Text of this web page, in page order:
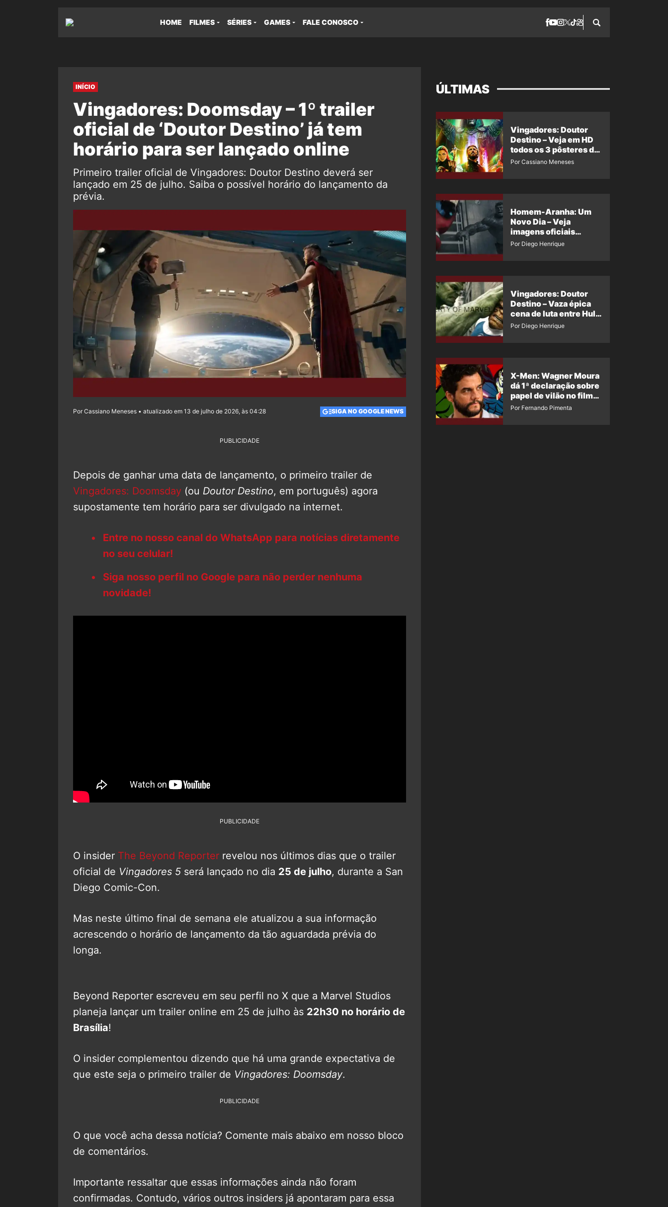
HOME FILMES SÉRIES GAMES FALE CONOSCO
INÍCIO
Vingadores: Doomsday – 1º trailer
oficial de ‘Doutor Destino’ já tem
horário para ser lançado online
Primeiro trailer oficial de Vingadores: Doutor Destino deverá ser
lançado em 25 de julho. Saiba o possível horário do lançamento da
prévia.
Por Cassiano Meneses • atualizado em 13 de julho de 2026, às 04:28 SIGA NO GOOGLE NEWS
PUBLICIDADE
Depois de ganhar uma data de lançamento, o primeiro trailer de
Vingadores: Doomsday (ou Doutor Destino, em português) agora
supostamente tem horário para ser divulgado na internet.
Entre no nosso canal do WhatsApp para notícias diretamente
no seu celular!
Siga nosso perfil no Google para não perder nenhuma
novidade!
PUBLICIDADE
O insider The Beyond Reporter revelou nos últimos dias que o trailer
oficial de Vingadores 5 será lançado no dia 25 de julho, durante a San
Diego Comic-Con.
Mas neste último final de semana ele atualizou a sua informação
acrescendo o horário de lançamento da tão aguardada prévia do
longa.
Beyond Reporter escreveu em seu perfil no X que a Marvel Studios
planeja lançar um trailer online em 25 de julho às 22h30 no horário de
Brasília!
O insider complementou dizendo que há uma grande expectativa de
que este seja o primeiro trailer de Vingadores: Doomsday.
PUBLICIDADE
O que você acha dessa notícia? Comente mais abaixo em nosso bloco
de comentários.
Importante ressaltar que essas informações ainda não foram
confirmadas. Contudo, vários outros insiders já apontaram para essa
ÚLTIMAS
Vingadores: Doutor
Destino – Veja em HD
todos os 3 pôsteres de
‘Doomsday’ + 1 imagem
Por Cassiano Meneses
Homem-Aranha: Um
Novo Dia – Veja
imagens oficiais
descartadas do Hulk
Por Diego Henrique
Vingadores: Doutor
Destino – Vaza épica
cena de luta entre Hulk
e o Coisa
Por Diego Henrique
X-Men: Wagner Moura
dá 1ª declaração sobre
papel de vilão no filme
da Marvel
Por Fernando Pimenta